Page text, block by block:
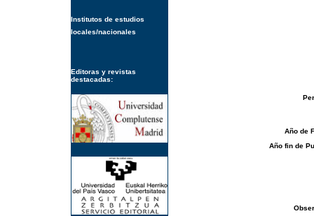
Institutos de estudios
locales/nacionales
Editoras y revistas
destacadas:
Año de
Año fin de